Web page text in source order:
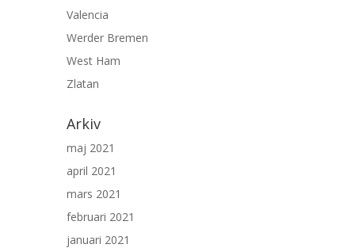
Valencia
Werder Bremen
West Ham
Zlatan
Arkiv
maj 2021
april 2021
mars 2021
februari 2021
januari 2021